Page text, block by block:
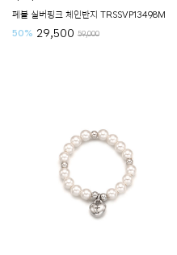
페블 실버핑크 체인반지 TRSSVP13498M
50% 29,500 59,000